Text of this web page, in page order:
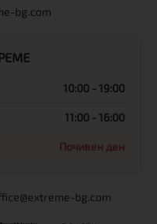
bg.com
10:00 - 19:00
11:00 - 16:00
Почивен ден
bg.com